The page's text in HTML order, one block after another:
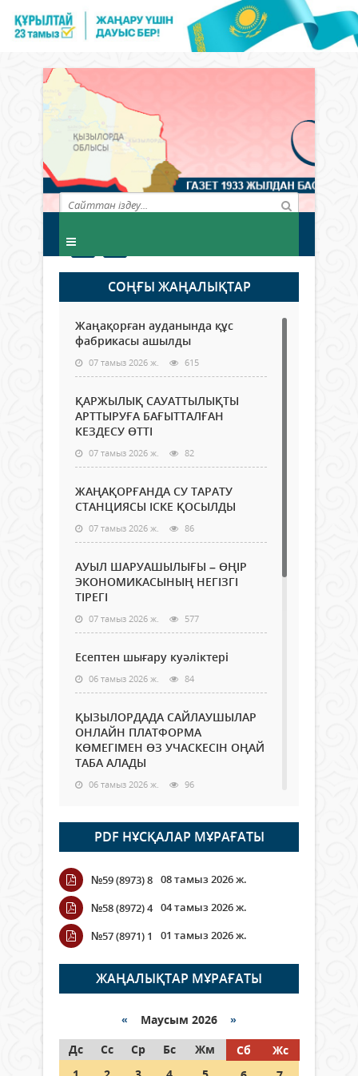
СОҢҒЫ ЖАҢАЛЫҚТАР
Жаңақорған ауданында құс
фабрикасы ашылды
07 тамыз 2026 ж. 615
ҚАРЖЫЛЫҚ САУАТТЫЛЫҚТЫ
АРТТЫРУҒА БАҒЫТТАЛҒАН
КЕЗДЕСУ ӨТТІ
07 тамыз 2026 ж. 82
ЖАҢАҚОРҒАНДА СУ ТАРАТУ
СТАНЦИЯСЫ ІСКЕ ҚОСЫЛДЫ
07 тамыз 2026 ж. 86
АУЫЛ ШАРУАШЫЛЫҒЫ – ӨҢІР
ЭКОНОМИКАСЫНЫҢ НЕГІЗГІ
ТІРЕГІ
07 тамыз 2026 ж. 577
Есептен шығару куәліктері
06 тамыз 2026 ж. 84
ҚЫЗЫЛОРДАДА САЙЛАУШЫЛАР
ОНЛАЙН ПЛАТФОРМА
КӨМЕГІМЕН ӨЗ УЧАСКЕСІН ОҢАЙ
ТАБА АЛАДЫ
06 тамыз 2026 ж. 96
Open Air: Қызылорда облысы
полиция департаменті 20
мыңнан астам көрерменнің
қауіпсіздігін қамтамасыз етті
06 тамыз 2026 ж.
Wi-Fi ҚАБЫРҒА АРҚЫЛЫ ҚАЛАЙ
ӨТЕДІ?
06 тамыз 2026 ж. 274
граждане Казахстана,
05 тамыз 2026 ж. 155
PDF НҰСҚАЛАР МҰРАҒАТЫ
№59 (8973) 8 08 тамыз 2026 ж.
№58 (8972) 4 04 тамыз 2026 ж.
№57 (8971) 1
01 тамыз 2026 ж.
ЖАҢАЛЫҚТАР МҰРАҒАТЫ
« Маусым 2026 »
Дс
Сс Ср Бс Жм Сб
Жс